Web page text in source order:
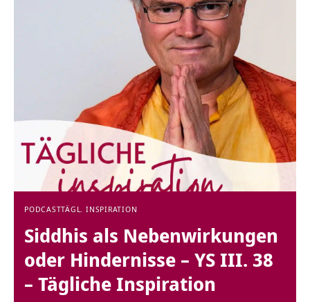
PODCASTTÄGL. INSPIRATION
Siddhis als Nebenwirkungen
oder Hindernisse – YS III. 38
– Tägliche Inspiration